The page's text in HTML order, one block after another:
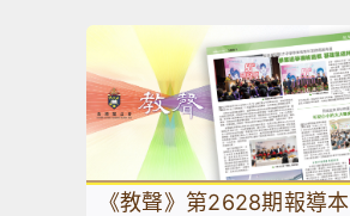
《教聲》第2628期報導本